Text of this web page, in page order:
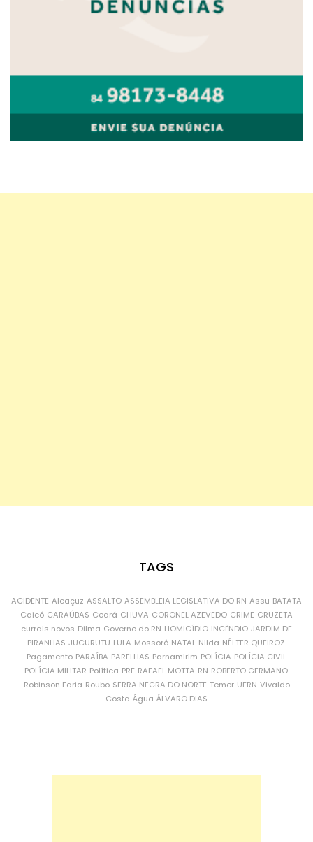
TAGS
ACIDENTE Alcaçuz ASSALTO ASSEMBLEIA LEGISLATIVA DO RN Assu BATATA
Caicó CARAÚBAS Ceará CHUVA CORONEL AZEVEDO CRIME CRUZETA
currais novos Dilma Governo do RN HOMICÍDIO INCÊNDIO JARDIM DE
PIRANHAS JUCURUTU LULA Mossoró NATAL Nilda NÉLTER QUEIROZ
Pagamento PARAÍBA PARELHAS Parnamirim POLÍCIA POLÍCIA CIVIL
POLÍCIA MILITAR Política PRF RAFAEL MOTTA RN ROBERTO GERMANO
Robinson Faria Roubo SERRA NEGRA DO NORTE Temer UFRN Vivaldo
Costa Água ÁLVARO DIAS